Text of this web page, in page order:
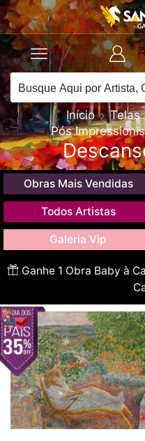
Início Telas
Pós
Obras Mais Vendidas
Todos Artistas
Galeria Vip
Ganhe 1 Obra Baby à